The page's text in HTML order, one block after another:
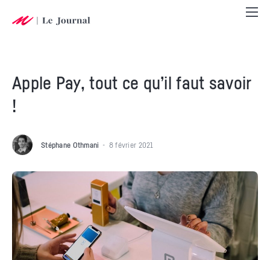
Apple Pay, tout ce qu’il faut savoir
!
Stéphane Othmani 8 février 2021